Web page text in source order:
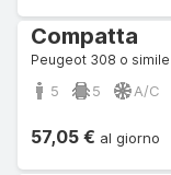
Compatta
Peugeot 308 o simile
5 5 A/C
57,05 € al giorno